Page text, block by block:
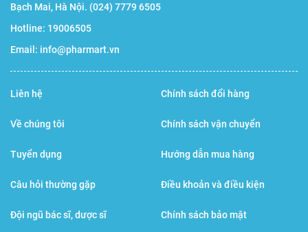
Bạch Mai, Hà Nội. (024) 7779 6505
Hotline: 19006505
Email: info@pharmart.vn
Liên hệ
Về chúng tôi
Tuyển dụng
Câu hỏi thường gặp
Đội ngũ bác sĩ, dược sĩ
Chính sách đổi hàng
Chính sách vận chuyển
Hướng dẫn mua hàng
Điều khoản và điều kiện
Chính sách bảo mật